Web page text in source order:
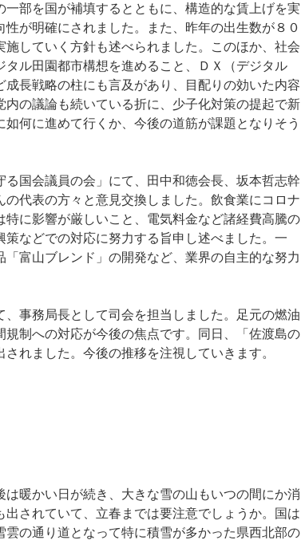
部を国が補填するとともに、構造的な賃上げを実
が明確にされました。また、昨年の出生数が８０
していく方針も述べられました。このほか、社会
ル田園都市構想を進めること、ＤＸ（デジタル
長戦略の柱にも言及があり、目配りの効いた内容
の議論も続いている折に、少子化対策の提起で新
何に進めて行くか、今後の道筋が課題となりそう
国会議員の会」にて、田中和徳会長、坂本哲志幹
代表の方々と意見交換しました。飲食業にコロナ
に影響が厳しいこと、電気料金など諸経費高騰の
などでの対応に努力する旨申し述べました。一
富山ブレンド」の開発など、業界の自主的な努力
、事務局長として司会を担当しました。足元の燃油
制への対応が今後の焦点です。同日、「佐渡島の
れました。今後の推移を注視していきます。
暖かい日が続き、大きな雪の山もいつの間にか消
されていて、立春までは要注意でしょうか。国は
の通り道となって特に積雪が多かった県西北部の